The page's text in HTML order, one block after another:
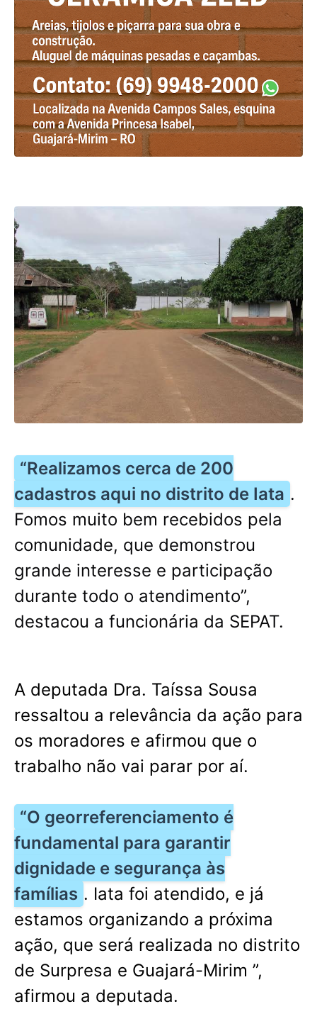
“Realizamos cerca de 200
cadastros aqui no distrito de Iata .
Fomos muito bem recebidos pela
comunidade, que demonstrou
grande interesse e participação
durante todo o atendimento”,
destacou a funcionária da SEPAT.
A deputada Dra. Taíssa Sousa
ressaltou a relevância da ação para
os moradores e afirmou que o
trabalho não vai parar por aí.
“O georreferenciamento é
fundamental para garantir
dignidade e segurança às
famílias . Iata foi atendido, e já
estamos organizando a próxima
ação, que será realizada no distrito
de Surpresa e Guajará-Mirim ”,
afirmou a deputada.